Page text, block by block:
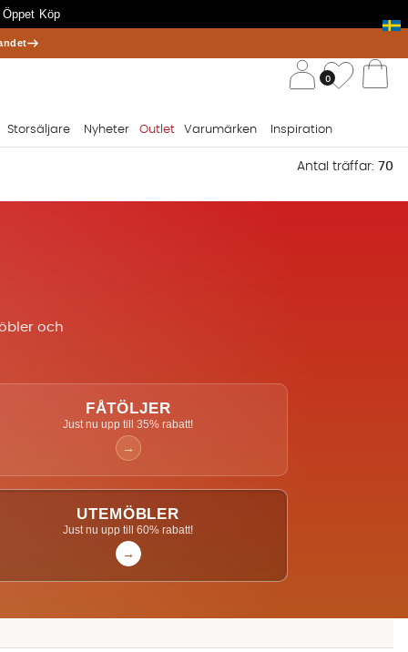
Köp
0
Storsäljare Nyheter Outlet Varumärken Inspiration
Antal träffar: 70
och
FÅTÖLJER
Just nu upp till 35% rabatt!
→
UTEMÖBLER
Just nu upp till 60% rabatt!
→